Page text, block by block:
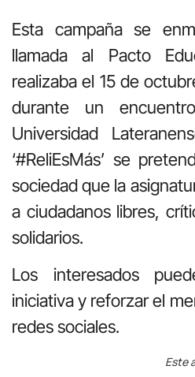
Esta campaña se
llamada al Pacto
realizaba el 15 de
durante un
Universidad
‘#ReliEsMás’ se
sociedad que la
a ciudadanos libres,
solidarios.
Los interesados
iniciativa y reforzar el
redes sociales.
Este